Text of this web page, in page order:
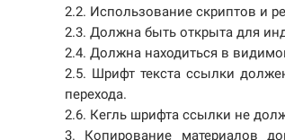
2.2. Использование скриптов и
2.3. Должна быть открыта для
2.4. Должна находиться в
2.5. Шрифт текста ссылки
перехода.
2.6. Кегль шрифта ссылки не
3. Копирование материалов